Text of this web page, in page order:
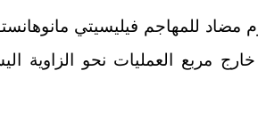
للمهاجم فيليسيتي
مربع العمليات نحو الزاوية